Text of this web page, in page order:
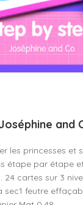
and
les princesses et
étape par étape
cartes sur 3
feutre